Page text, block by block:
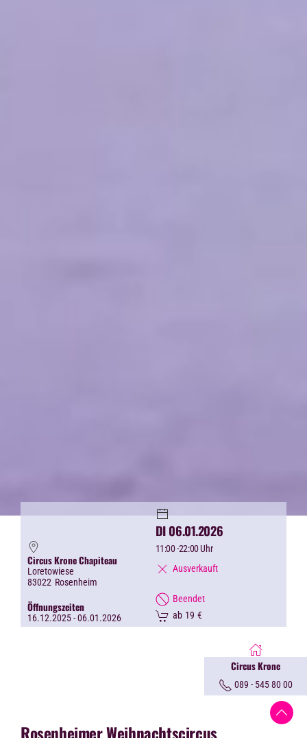
Circus Krone Chapiteau
Loretowiese
83022 Rosenheim
Öffnungszeiten
16.12.2025 - 06.01.2026
DI 06.01.2026
11:00-22:00 Uhr
Ausverkauft
Beendet
ab 19 €
Circus Krone
089 - 545 80 00
Rosenheimer Weihnachtscircus